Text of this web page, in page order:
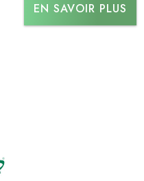
EN SAVOIR PLUS